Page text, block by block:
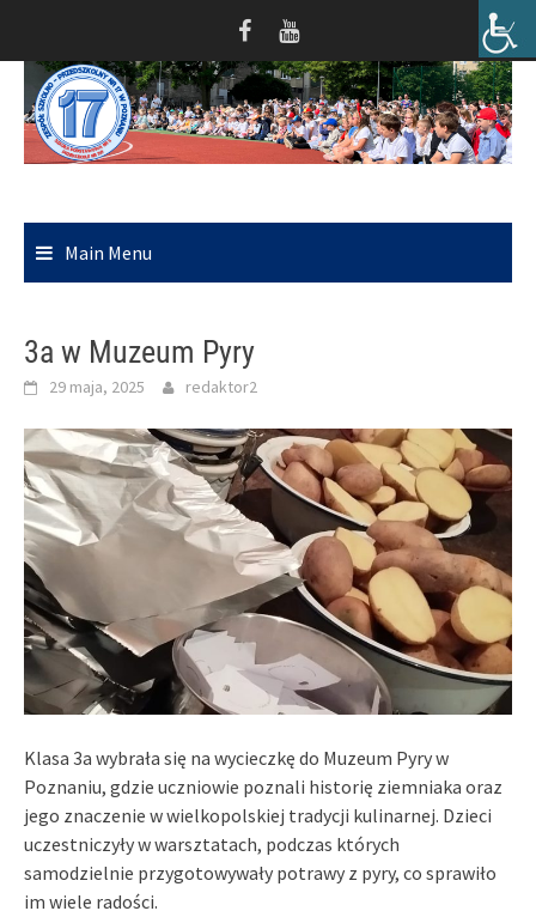
content
Main Menu
3a w Muzeum Pyry
29 maja, 2025 redaktor2
Klasa 3a wybrała się na wycieczkę do Muzeum Pyry w
Poznaniu, gdzie uczniowie poznali historię ziemniaka oraz
jego znaczenie w wielkopolskiej tradycji kulinarnej. Dzieci
uczestniczyły w warsztatach, podczas których
samodzielnie przygotowywały potrawy z pyry, co sprawiło
im wiele radości.